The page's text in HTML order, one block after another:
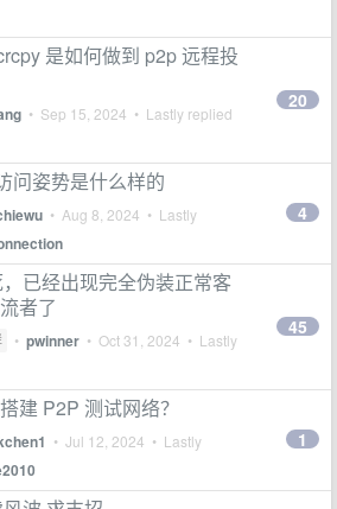
是如何做到 p2p 远程投
• Sep 15, 2024 • Lastly replied
20
问姿势是什么样的
• Aug 8, 2024 • Lastly
4
已经出现完全伪装正常客
者了
• pwinner • Oct 31, 2024 • Lastly
45
建 P2P 测试网络？
• Jul 12, 2024 • Lastly
1